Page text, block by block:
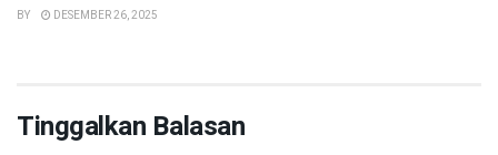
BY DESEMBER 26, 2025
Tinggalkan Balasan